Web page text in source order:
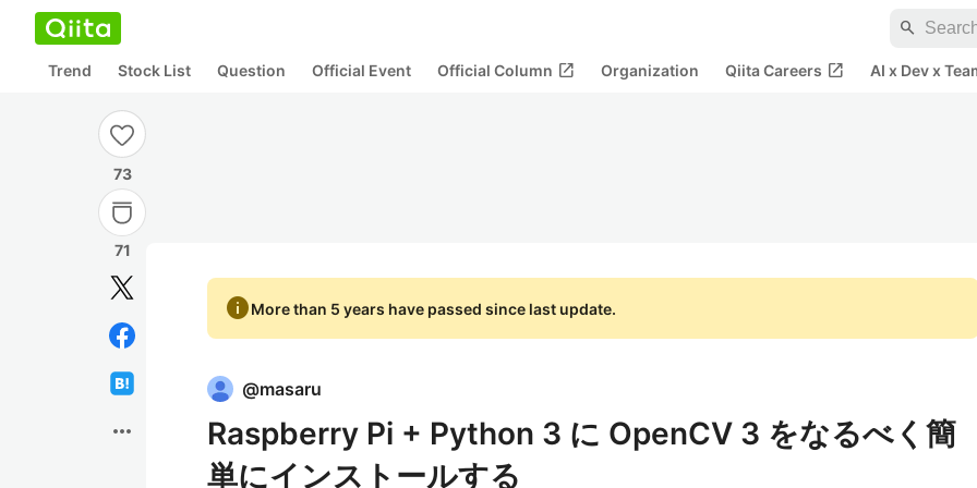
search
Trend Stock List Question Official Event Official Column open_in_new Organization Qiita Careers open_in_new AI x Dev x
73
71
more_horiz
infoMore than 5 years have passed since last update.
@masaru
Raspberry Pi + Python 3 に OpenCV 3 をなるべく簡
単にインストールする